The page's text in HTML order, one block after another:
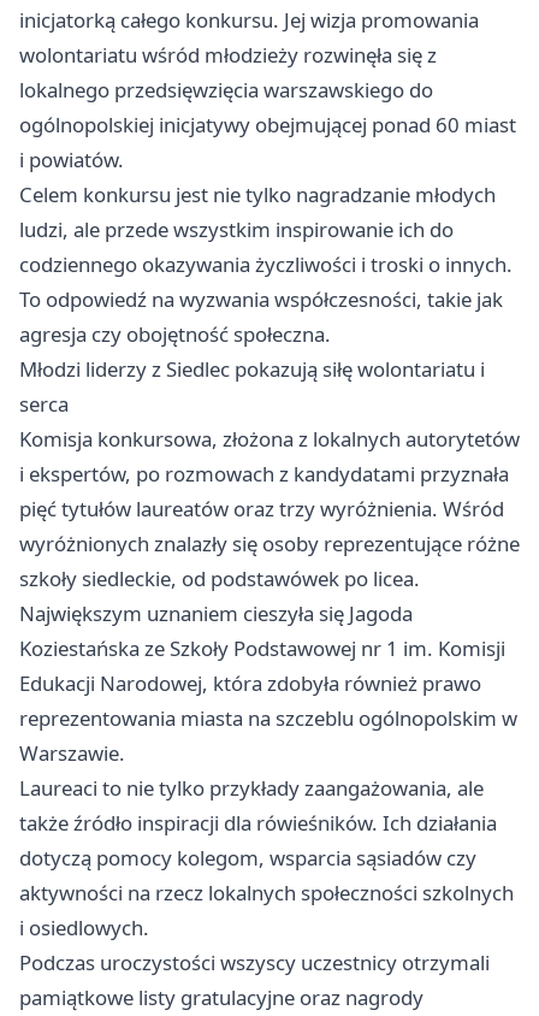
inicjatorką całego konkursu. Jej wizja promowania
wolontariatu wśród młodzieży rozwinęła się z
lokalnego przedsięwzięcia warszawskiego do
ogólnopolskiej inicjatywy obejmującej ponad 60 miast
i powiatów.
Celem konkursu jest nie tylko nagradzanie młodych
ludzi, ale przede wszystkim inspirowanie ich do
codziennego okazywania życzliwości i troski o innych.
To odpowiedź na wyzwania współczesności, takie jak
agresja czy obojętność społeczna.
Młodzi liderzy z Siedlec pokazują siłę wolontariatu i
serca
Komisja konkursowa, złożona z lokalnych autorytetów
i ekspertów, po rozmowach z kandydatami przyznała
pięć tytułów laureatów oraz trzy wyróżnienia. Wśród
wyróżnionych znalazły się osoby reprezentujące różne
szkoły siedleckie, od podstawówek po licea.
Największym uznaniem cieszyła się Jagoda
Koziestańska ze Szkoły Podstawowej nr 1 im. Komisji
Edukacji Narodowej, która zdobyła również prawo
reprezentowania miasta na szczeblu ogólnopolskim w
Warszawie.
Laureaci to nie tylko przykłady zaangażowania, ale
także źródło inspiracji dla rówieśników. Ich działania
dotyczą pomocy kolegom, wsparcia sąsiadów czy
aktywności na rzecz lokalnych społeczności szkolnych
i osiedlowych.
Podczas uroczystości wszyscy uczestnicy otrzymali
pamiątkowe listy gratulacyjne oraz nagrody